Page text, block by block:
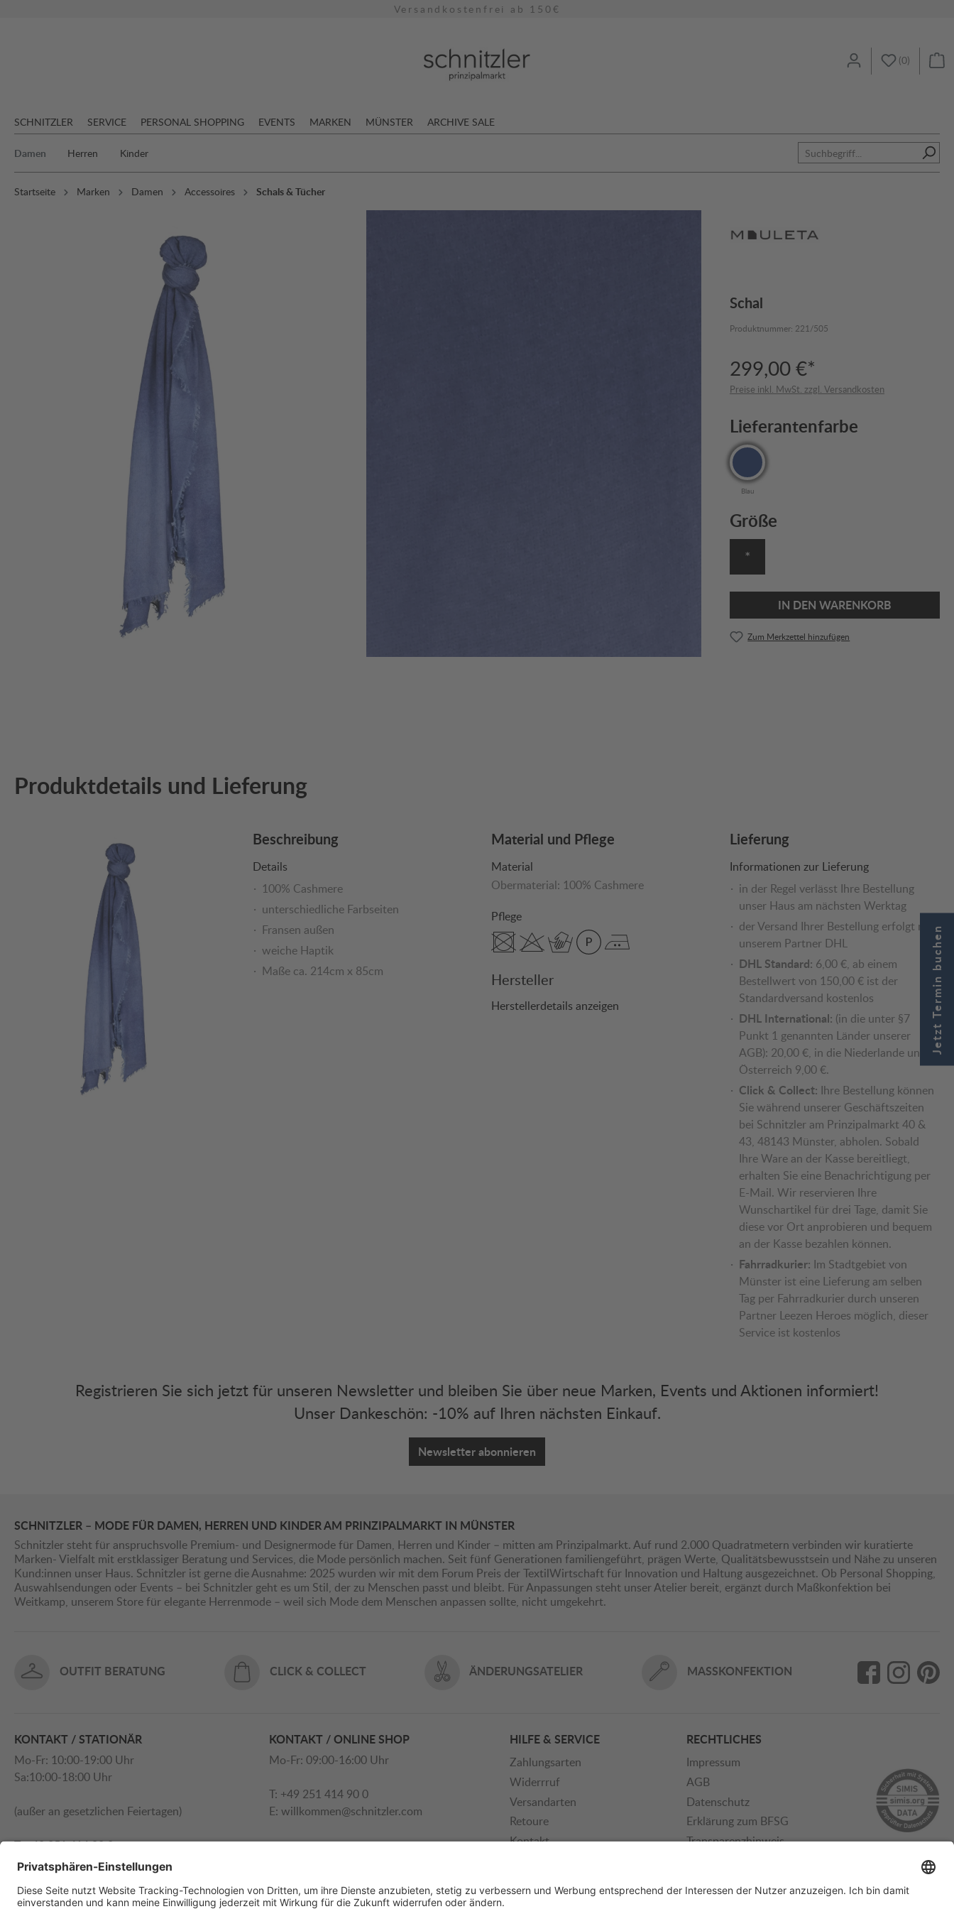
Versandkostenfrei ab 150€
(0)
SCHNITZLER SERVICE PERSONAL SHOPPING EVENTS MARKEN MÜNSTER ARCHIVE SALE
Damen Herren Kinder
Startseite Marken Damen Accessoires Schals & Tücher
Schal
Produktnummer: 221/505
299,00 €*
Preise inkl. MwSt. zzgl. Versandkosten
Lieferantenfarbe
Blau
Größe
*
IN DEN WARENKORB
Zum Merkzettel hinzufügen
Produktdetails und Lieferung
Beschreibung
Details
100% Cashmere
unterschiedliche Farbseiten
Fransen außen
weiche Haptik
Maße ca. 214cm x 85cm
Material und Pflege
Material
Obermaterial: 100% Cashmere
Pflege
Hersteller
Herstellerdetails anzeigen
Lieferung
Informationen zur Lieferung
in der Regel verlässt Ihre Bestellung
unser Haus am nächsten Werktag
der Versand Ihrer Bestellung erfolgt mit
unserem Partner DHL
DHL Standard: 6,00 €, ab einem
Bestellwert von 150,00 € ist der
Standardversand kostenlos
DHL International: (in die unter §7
Punkt 1 genannten Länder unserer
AGB): 20,00 €, in die Niederlande und
Österreich 9,00 €.
Click & Collect: Ihre Bestellung können
Sie während unserer Geschäftszeiten
bei Schnitzler am Prinzipalmarkt 40 &
43, 48143 Münster, abholen. Sobald
Ihre Ware an der Kasse bereitliegt,
erhalten Sie eine Benachrichtigung per
E-Mail. Wir reservieren Ihre
Wunschartikel für drei Tage, damit Sie
diese vor Ort anprobieren und bequem
an der Kasse bezahlen können.
Fahrradkurier: Im Stadtgebiet von
Münster ist eine Lieferung am selben
Tag per Fahrradkurier durch unseren
Partner Leezen Heroes möglich, dieser
Service ist kostenlos
Registrieren Sie sich jetzt für unseren Newsletter und bleiben Sie über neue Marken, Events und Aktionen informiert!
Unser Dankeschön: -10% auf Ihren nächsten Einkauf.
Newsletter abonnieren
SCHNITZLER – MODE FÜR DAMEN, HERREN UND KINDER AM PRINZIPALMARKT IN MÜNSTER
Schnitzler steht für anspruchsvolle Premium- und Designermode für Damen, Herren und Kinder – mitten am Prinzipalmarkt. Auf rund 2.000 Quadratmetern verbinden wir kuratierte
Marken- Vielfalt mit erstklassiger Beratung und Services, die Mode persönlich machen. Seit fünf Generationen familiengeführt, prägen Werte, Qualitätsbewusstsein und Nähe zu unseren
Kund:innen unser Haus. Schnitzler ist gerne die Ausnahme: 2025 wurden wir mit dem Forum Preis der TextilWirtschaft für Innovation und Haltung ausgezeichnet. Ob Personal Shopping,
Auswahlsendungen oder Events – bei Schnitzler geht es um Stil, der zu Menschen passt und bleibt. Für Anpassungen steht unser Atelier bereit, ergänzt durch Maßkonfektion bei
Weitkamp, unserem Store für elegante Herrenmode – weil sich Mode dem Menschen anpassen sollte, nicht umgekehrt.
OUTFIT BERATUNG CLICK & COLLECT ÄNDERUNGSATELIER MASSKONFEKTION
KONTAKT / STATIONÄR
Mo-Fr: 10:00-19:00 Uhr
Sa:10:00-18:00 Uhr
(außer an gesetzlichen Feiertagen)
T: +49 251 414 90 0
E:willkommen@schnitzler.com
KONTAKT / ONLINE SHOP
Mo-Fr: 09:00-16:00 Uhr
T: +49 251 414 90 0
E: willkommen@schnitzler.com
HILFE & SERVICE
Zahlungsarten
Widerrruf
Versandarten
Retoure
Kontakt
RECHTLICHES
Impressum
AGB
Datenschutz
Erklärung zum BFSG
Transparenzhinweis
Jetzt Termin buchen